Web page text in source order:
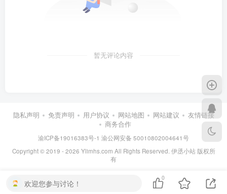
暂无评论内容
隐私声明 免责声明 用户协议 网站地图 网站建议
友情链接
商务合作
渝ICP备19016383号-1 渝公网安备 50010802004641号
Copyright © 2019 - 2026 Ylimhs.com All Rights Reserved. 伊丞小站 版权所
有
欢迎您参与讨论！
0